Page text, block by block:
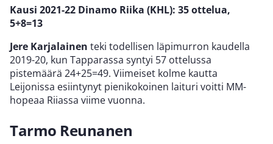
Kausi 2021-22 Dinamo Riika (KHL): 35 ottelua,
5+8=13
Jere Karjalainen teki todellisen läpimurron kaudella
2019-20, kun Tapparassa syntyi 57 ottelussa
pistemäärä 24+25=49. Viimeiset kolme kautta
Leijonissa esiintynyt pienikokoinen laituri voitti MM-
hopeaa Riiassa viime vuonna.
Tarmo Reunanen